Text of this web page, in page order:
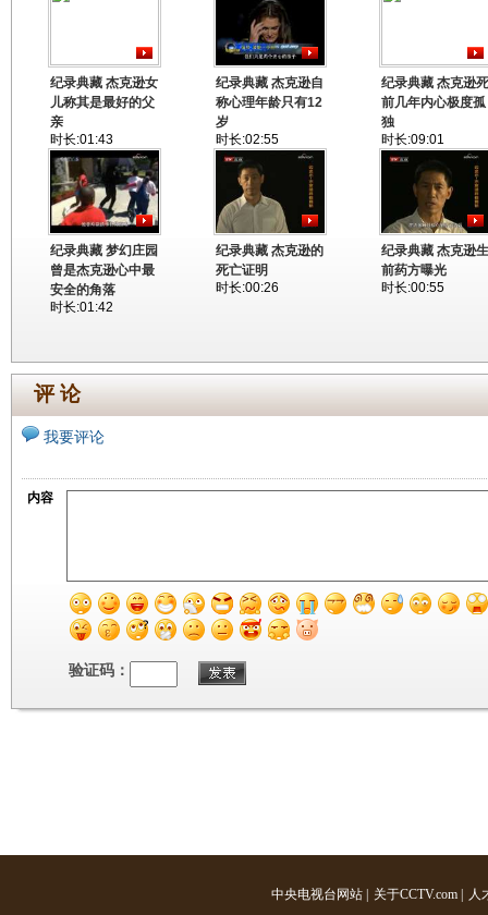
纪录典藏 杰克逊女
儿称其是最好的父
亲
时长:01:43
纪录典藏 杰克逊自
称心理年龄只有12
岁
时长:02:55
纪录典藏 杰克逊死
前几年内心极度孤
独
时长:09:01
纪录典藏 梦幻庄园
曾是杰克逊心中最
安全的角落
时长:01:42
纪录典藏 杰克逊的
死亡证明
时长:00:26
纪录典藏 杰克逊生
前药方曝光
时长:00:55
评 论
我要评论
内容
验证码：
中央电视台网站 关于CCTV.com 人